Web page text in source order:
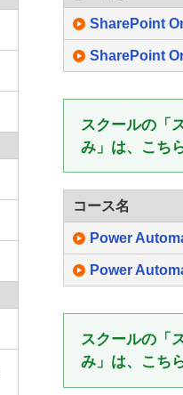
SharePoint
SharePoint
スクールの「
み」は、こち
コース名
Power
Power
スクールの「
み」は、こち